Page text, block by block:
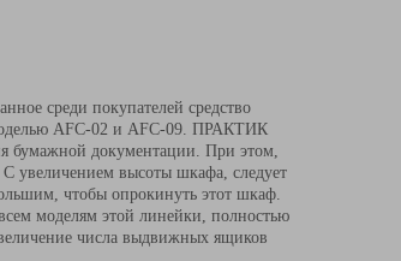
среди покупателей средство
AFC-02 и AFC-09. ПРАКТИК
бумажной документации. При этом,
увеличением высоты шкафа, следует
чтобы опрокинуть этот шкаф.
моделям этой линейки, полностью
числа выдвижных ящиков